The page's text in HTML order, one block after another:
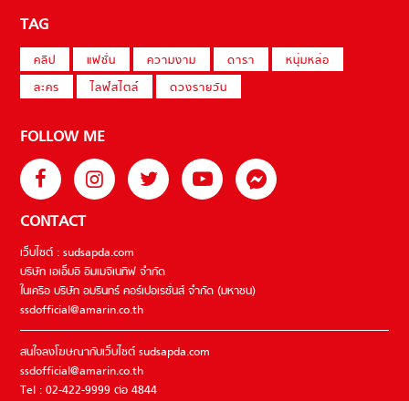
TAG
คลิป แฟชั่น ความงาม ดารา
หนุ่มหล่อ
ละคร
ไลฟ์สไตล์ ดวงรายวัน
FOLLOW ME
CONTACT
เว็บไซต์ : sudsapda.com
บริษัท เอเอ็มอี อิมเมจิเนทีฟ จำกัด
ในเครือ บริษัท อมรินทร์ คอร์เปอเรชั่นส์ จำกัด (มหาชน)
ssdofficial@amarin.co.th
สนใจลงโฆษณากับเว็บไซต์ sudsapda.com
ssdofficial@amarin.co.th
Tel : 02-422-9999 ต่อ 4844